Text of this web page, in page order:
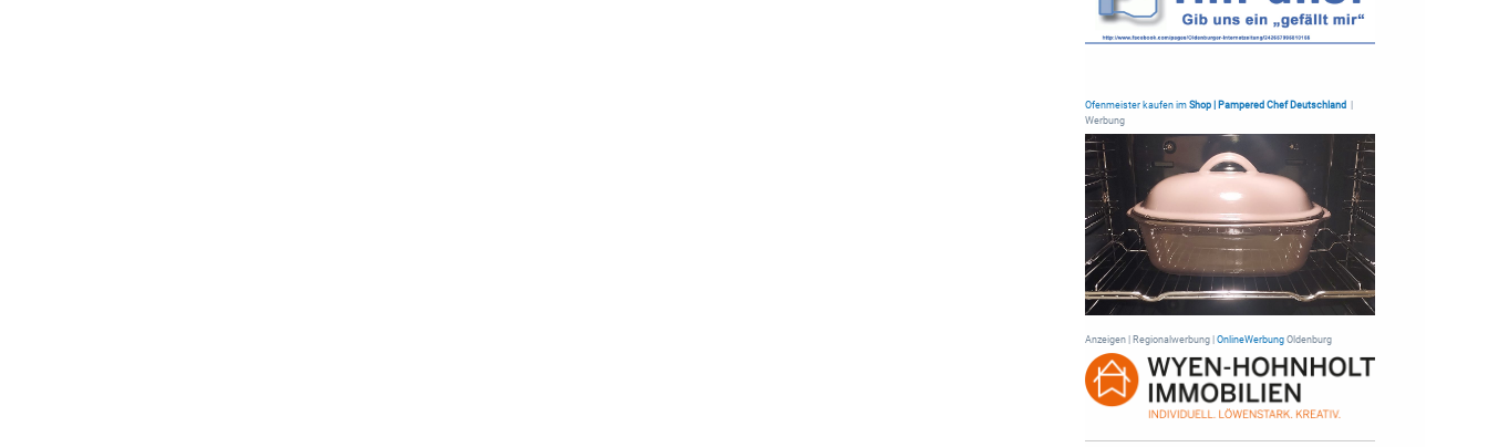
Ofenmeister kaufen im Shop | Pampered Chef Deutschland
Werbung
Anzeigen | Regionalwerbung | OnlineWerbungOldenburg